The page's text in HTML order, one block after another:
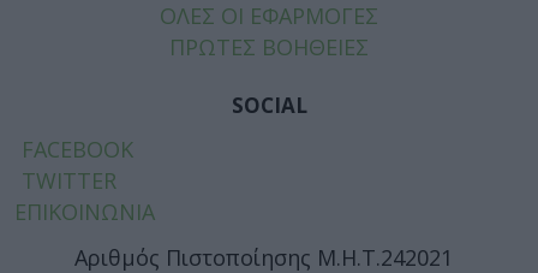
ΟΛΕΣ ΟΙ ΕΦΑΡΜΟΓΕΣ
ΠΡΩΤΕΣ ΒΟΗΘΕΙΕΣ
SOCIAL
FACEBOOK
TWITTER
ΕΠΙΚΟΙΝΩΝΙΑ
Αριθμός Πιστοποίησης Μ.Η.Τ.242021